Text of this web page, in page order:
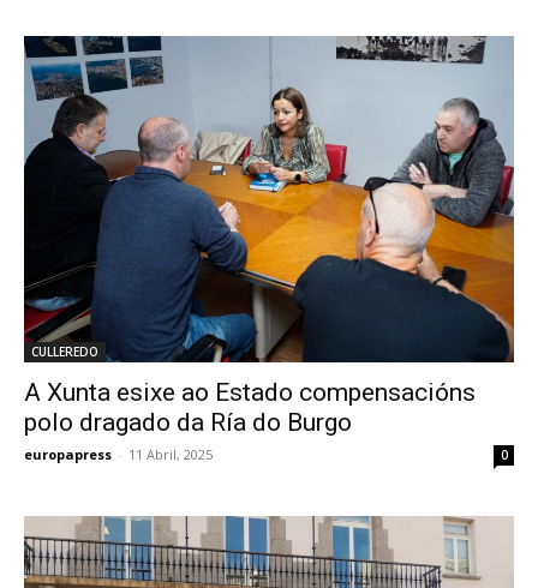
CULLEREDO
A Xunta esixe ao Estado compensacións
polo dragado da Ría do Burgo
europapress - 11 Abril, 2025 0